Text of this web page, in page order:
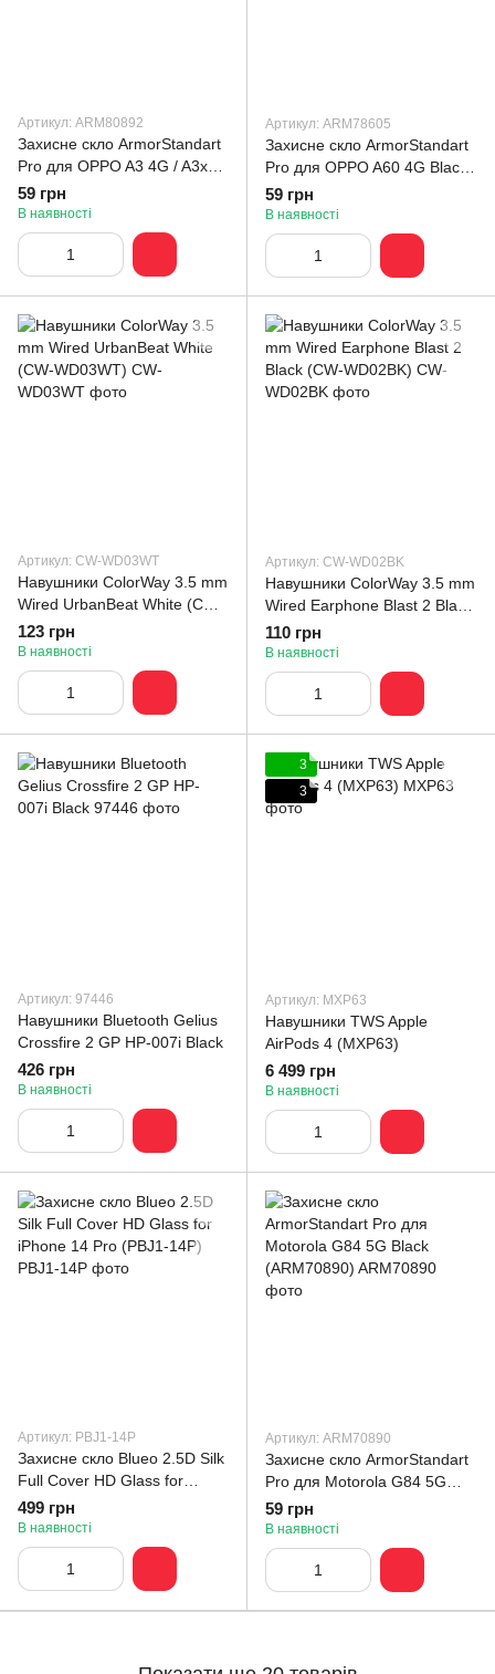
Артикул: ARM80892
Захисне скло ArmorStandart
Pro для OPPO A3 4G / A3x
4G Black (ARM80892)
59 грн
В наявності
Артикул: ARM78605
Захисне скло ArmorStandart
Pro для OPPO A60 4G Black
(ARM78605)
59 грн
В наявності
Артикул: CW-WD03WT
Навушники ColorWay 3.5 mm
Wired UrbanBeat White (CW-
WD03WT)
123 грн
В наявності
Артикул: CW-WD02BK
Навушники ColorWay 3.5 mm
Wired Earphone Blast 2 Black
(CW-WD02BK)
110 грн
В наявності
Артикул: 97446
Навушники Bluetooth Gelius
Crossfire 2 GP HP-007i Black
426 грн
В наявності
3
3
Артикул: MXP63
Навушники TWS Apple
AirPods 4 (MXP63)
6 499 грн
В наявності
Артикул: PBJ1-14P
Захисне скло Blueo 2.5D Silk
Full Cover HD Glass for
iPhone 14 Pro (PBJ1-14P)
499 грн
В наявності
Артикул: ARM70890
Захисне скло ArmorStandart
Pro для Motorola G84 5G
Black (ARM70890)
59 грн
В наявності